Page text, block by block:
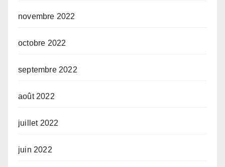
novembre 2022
octobre 2022
septembre 2022
août 2022
juillet 2022
juin 2022